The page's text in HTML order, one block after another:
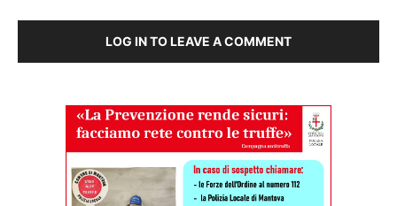
LOG IN TO LEAVE A COMMENT